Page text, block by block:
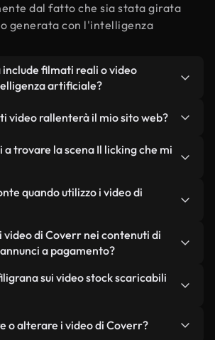
dal fatto che sia stata girata
generata con l'intelligenza
filmati reali o video
artificiale?
da persone, relativi a Il
generati dall'intelligenza
video è chiaramente etichettato,
video rallenterà il mio sito web?
nostre versioni ottimizzate.
leggeri e pronti per il web,
la qualità, riducono al minimo i
e migliorano parametri
a trovare la scena Il licking che mi
all'istante utilizzando Coverr AI
descrivere la scena, ad esempio "Il
personalizzato in conformità con
di licenza.
quando utilizzo i video di
riconoscimento dell'autore.
nella nostra libreria sono
sebbene sia sempre
video di Coverr nei contenuti di
a pagamento?
Coverr possono essere utilizzati
su YouTube, promozioni sui
non si rivendano o ridistribuiscano
sui video stock scaricabili
dall'intelligenza artificiale, include
o alterare i video di Coverr?